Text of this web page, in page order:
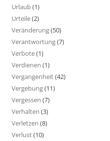
Urlaub(1)
Urteile(2)
Veränderung(50)
Verantwortung(7)
Verbote(1)
Verdienen (1)
Vergangenheit(42)
Vergebung(11)
Vergessen (7)
Verhalten (3)
Verletzen (8)
Verlust(10)